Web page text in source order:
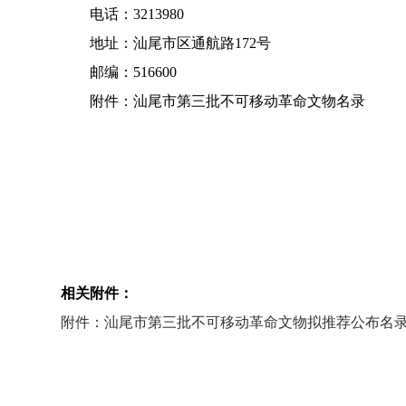
电话：3213980
地址：汕尾市区通航路172号
邮编：516600
附件：汕尾市第三批不可移动革命文物名录
相关附件：
附件：汕尾市第三批不可移动革命文物拟推荐公布名